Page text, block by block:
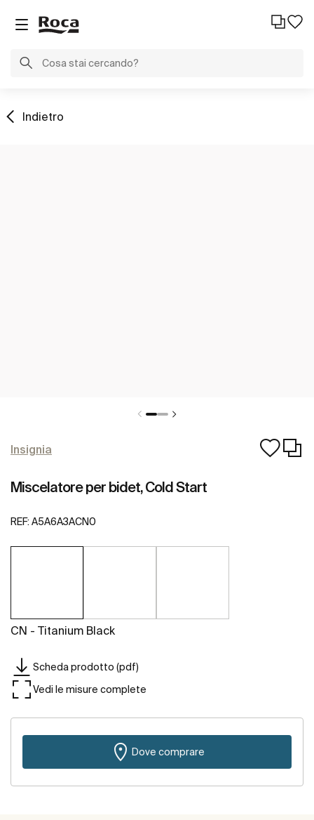
Indietro
Insignia
Miscelatore per bidet, Cold Start
REF: A5A6A3ACN0
CN - Titanium Black
Scheda prodotto (pdf)
Vedi le misure complete
Dove comprare